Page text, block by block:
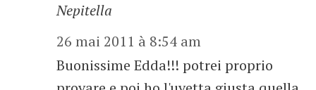
Nepitella
26 mai 2011 à 8:54 am
Buonissime Edda!!! potrei proprio